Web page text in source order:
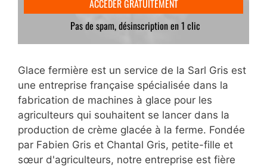
Glace fermière est un service de la Sarl Gris est
une entreprise française spécialisée dans la
fabrication de machines à glace pour les
agriculteurs qui souhaitent se lancer dans la
production de crème glacée à la ferme. Fondée
par Fabien Gris et Chantal Gris, petite-fille et
sœur d'agriculteurs, notre entreprise est fière